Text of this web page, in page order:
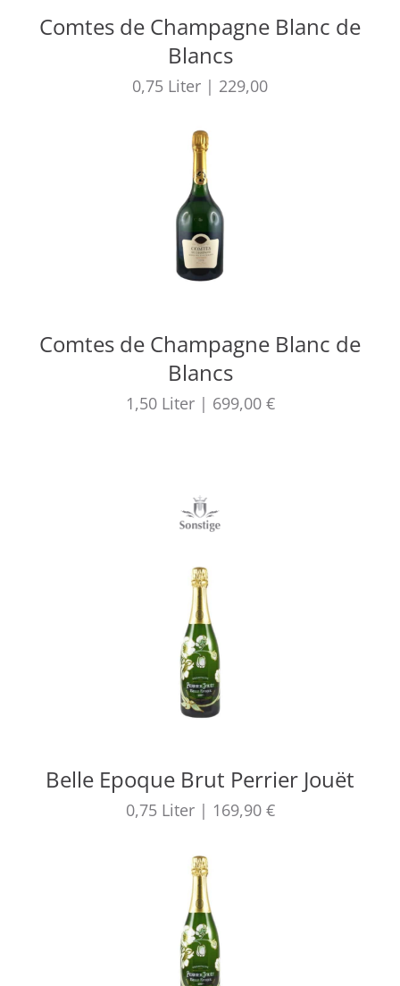
Comtes de Champagne Blanc de
Blancs
0,75 Liter | 229,00
Comtes de Champagne Blanc de
Blancs
1,50 Liter | 699,00 €
Belle Epoque Brut Perrier Jouët
0,75 Liter | 169,90 €